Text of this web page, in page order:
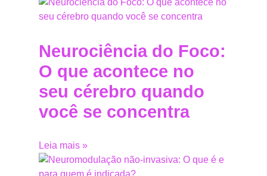
Neurociência do Foco:
O que acontece no
seu cérebro quando
você se concentra
Leia mais »